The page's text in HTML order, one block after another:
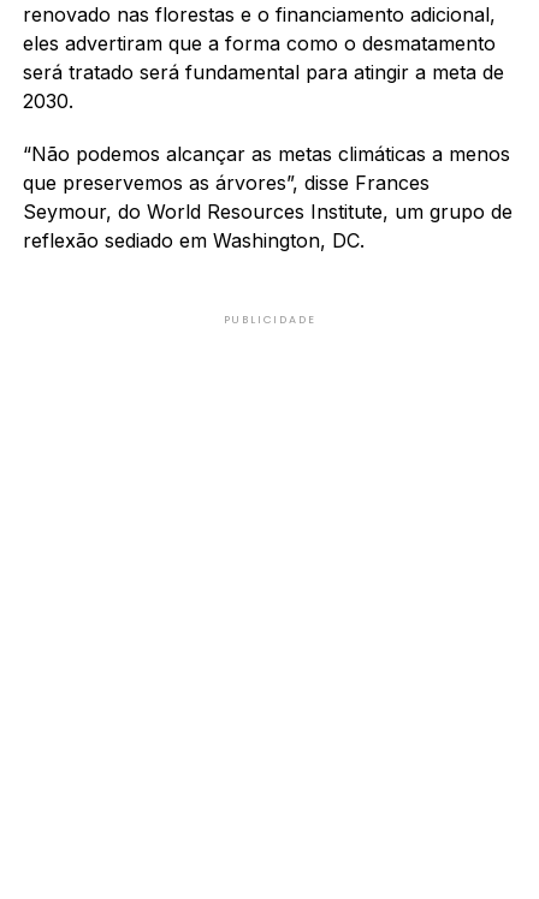
renovado nas florestas e o financiamento adicional,
eles advertiram que a forma como o desmatamento
será tratado será fundamental para atingir a meta de
2030.
“Não podemos alcançar as metas climáticas a menos
que preservemos as árvores”, disse Frances
Seymour, do World Resources Institute, um grupo de
reflexão sediado em Washington, DC.
PUBLICIDADE